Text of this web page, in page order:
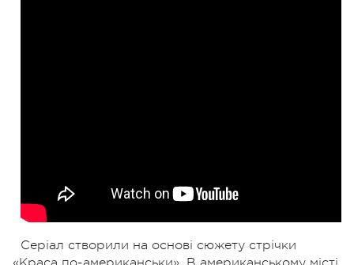
Серіал створили на основі сюжету стрічки